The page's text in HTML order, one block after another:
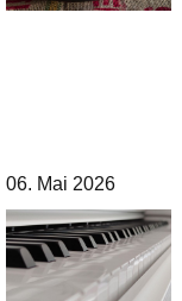
06. Mai 2026